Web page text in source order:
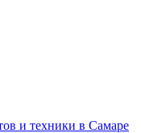
и техники в Самаре